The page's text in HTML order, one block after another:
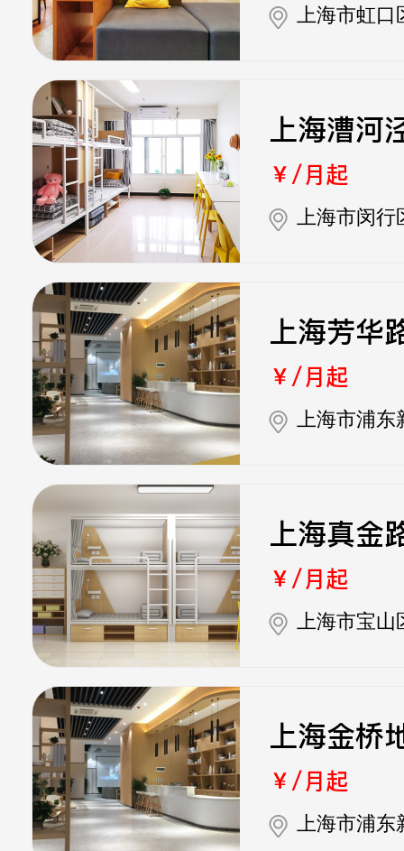
上海市虹口
上海漕河
￥/月起
上海市闵行
上海芳华
￥/月起
上海市浦东
上海真金
￥/月起
上海市宝山
上海金桥
￥/月起
上海市浦东